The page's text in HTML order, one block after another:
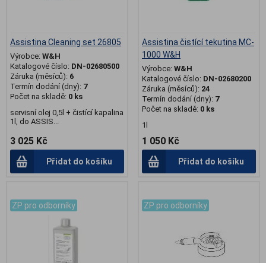
Assistina Cleaning set 26805
Výrobce: W&H
Katalogové číslo: DN-02680500
Záruka (měsíců): 6
Termín dodání (dny): 7
Počet na skladě: 0 ks
servisní olej 0,5l + čistící kapalina
1l, do ASSIS...
3 025 Kč
Přidat do košíku
Assistina čistící tekutina MC-
1000 W&H
Výrobce: W&H
Katalogové číslo: DN-02680200
Záruka (měsíců): 24
Termín dodání (dny): 7
Počet na skladě: 0 ks
1l
1 050 Kč
Přidat do košíku
ZP pro odborníky
ZP pro odborníky